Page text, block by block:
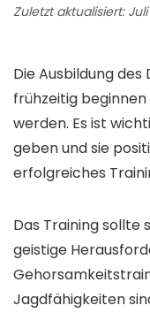
Zuletzt aktualisiert:
Die Ausbildung
frühzeitig
werden. Es ist
geben und sie
erfolgreiches
Das Training sollte
geistige
Jagdfähigkeiten